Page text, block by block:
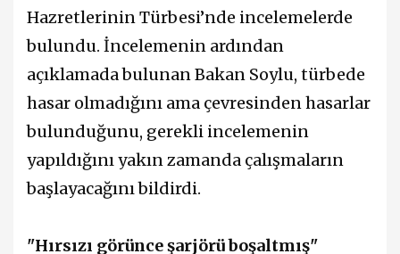
Hazretlerinin Türbesi’nde incelemelerde
bulundu. İncelemenin ardından
açıklamada bulunan Bakan Soylu, türbede
hasar olmadığını ama çevresinden hasarlar
bulunduğunu, gerekli incelemenin
yapıldığını yakın zamanda çalışmaların
başlayacağını bildirdi.
"Hırsızı görünce şarjörü boşaltmış"